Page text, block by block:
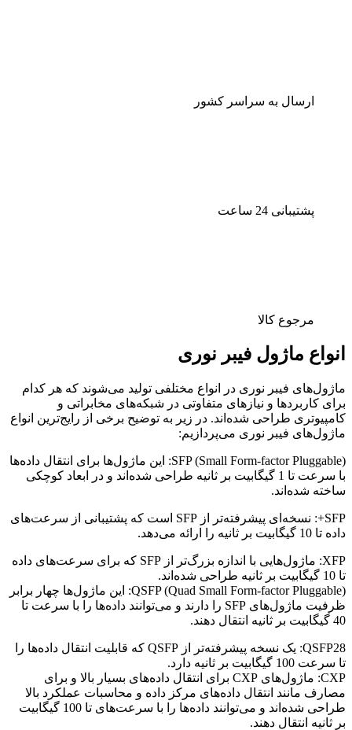
ارسال به سراسر کشور
پشتیبانی 24 ساعت
مرجوع کالا
انواع ماژول فیبر نوری
ماژول‌های فیبر نوری در انواع مختلفی تولید می‌شوند که هر کدام
برای کاربردها و نیازهای متفاوتی در شبکه‌های مخابراتی و
کامپیوتری طراحی شده‌اند. در زیر به توضیح برخی از رایج‌ترین انواع
ماژول‌های فیبر نوری می‌پردازیم:
SFP (Small Form-factor Pluggable): این ماژول‌ها برای انتقال داده‌ها
با سرعت تا 1 گیگابیت بر ثانیه طراحی شده‌اند و در ابعاد کوچکی
ساخته شده‌اند.
SFP+: نسخه‌ای پیشرفته‌تر از SFP است که پشتیبانی از سرعت‌های
داده تا 10 گیگابیت بر ثانیه را ارائه می‌دهد.
XFP: ماژول‌هایی با اندازه بزرگ‌تر از SFP که برای سرعت‌های داده
تا 10 گیگابیت بر ثانیه طراحی شده‌اند.
QSFP (Quad Small Form-factor Pluggable): این ماژول‌ها چهار برابر
ظرفیت ماژول‌های SFP را دارند و می‌توانند داده‌ها را با سرعت تا
40 گیگابیت بر ثانیه انتقال دهند.
QSFP28: یک نسخه پیشرفته‌تر از QSFP که قابلیت انتقال داده‌ها را
تا سرعت 100 گیگابیت بر ثانیه دارد.
CXP: ماژول‌های CXP برای انتقال داده‌های بسیار بالا و برای
مصارف مانند انتقال داده‌های مرکز داده و محاسبات عملکرد بالا
طراحی شده‌اند و می‌توانند داده‌ها را با سرعت‌های تا 100 گیگابیت
بر ثانیه انتقال دهند.